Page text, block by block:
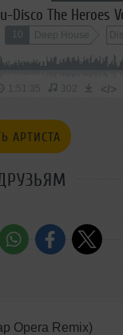
Deep House
1:51:35 302 </>
АРТИСТА
Opera Remix)